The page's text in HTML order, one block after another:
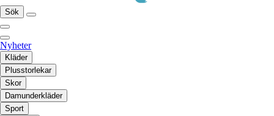
Sök
Nyheter
Kläder
Plusstorlekar
Skor
Damunderkläder
Sport